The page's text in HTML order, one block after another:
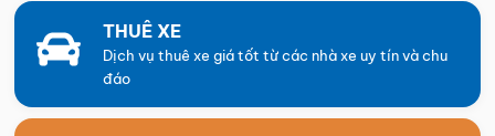
THUÊ XE
Dịch vụ thuê xe giá tốt từ các nhà xe uy tín và chu
đáo